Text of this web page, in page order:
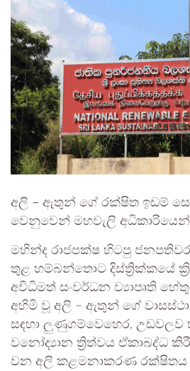
අලි – ඇතුන් ගේ රක්ෂිත ඉඩම්
වෙනුවෙන් මහවැලි
මහින්ද රාජපක්ෂ හිටපු
තුළ හම්බන්තොට දිස්ත්‍රික්කයේ
අවිධිමත් සංවර්ධන ව්‍යාපෘති
අහිමි වූ අලි – ඇතුන් ගේ
සඳහා ලුණුගම්වෙහෙර, උඩවලව
වනෝද්‍යාන ත්‍රිත්වය ඒකාබද්ධ
වන අලි කළමනාකරණ රක්ෂිතය